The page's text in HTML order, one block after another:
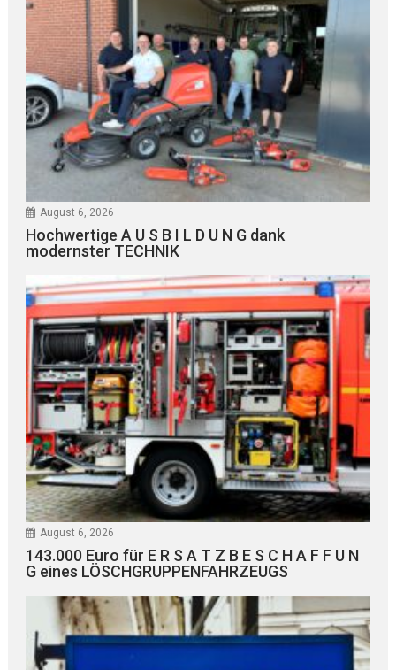
August 6, 2026
Hochwertige A U S B I L D U N G dank
modernster TECHNIK
August 6, 2026
143.000 Euro für E R S A T Z B E S C H A F F U N
G eines LÖSCHGRUPPENFAHRZEUGS